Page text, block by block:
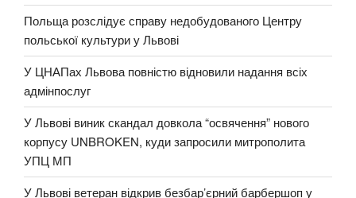
Польща розслідує справу недобудованого Центру
польської культури у Львові
У ЦНАПах Львова повністю відновили надання всіх
адмінпослуг
У Львові виник скандал довкола “освячення” нового
корпусу UNBROKEN, куди запросили митрополита
УПЦ МП
У Львові ветеран відкрив безбар’єрний барбершоп у